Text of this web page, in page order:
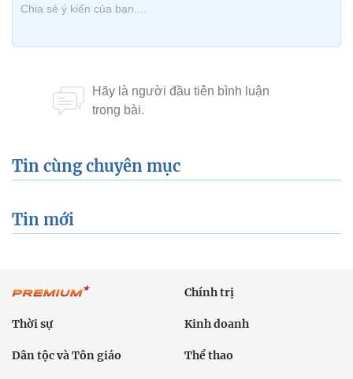
Tin cùng chuyên mục
Tin mới
Chính trị
Thời sự Kinh doanh
Dân tộc và Tôn giáo Thể thao